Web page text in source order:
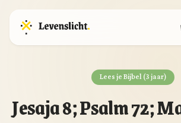
Lees je Bijbel (3 jaar)
Jesaja 8; Psalm 72;